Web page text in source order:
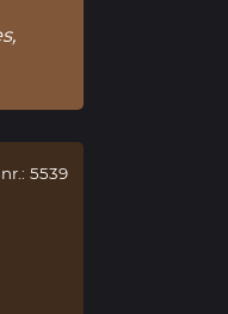
5539